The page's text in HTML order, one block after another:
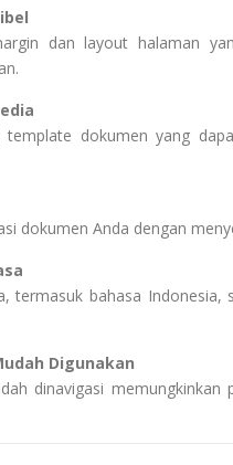
dan layout halaman
dokumen yang
dokumen Anda dengan
termasuk bahasa
Digunakan
dinavigasi